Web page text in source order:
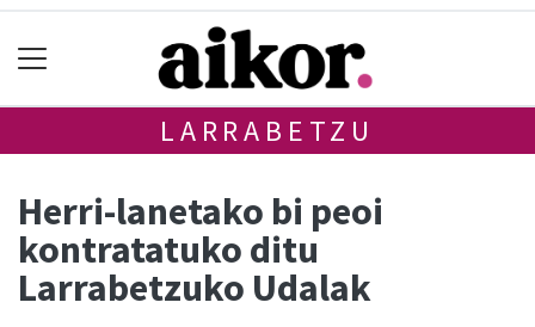
LARRABETZU
Herri-lanetako bi peoi
kontratatuko ditu
Larrabetzuko Udalak